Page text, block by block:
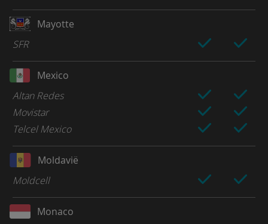
Mayotte
SFR
Mexico
Altan Redes
Movistar
Telcel Mexico
Moldavië
Moldcell
Monaco